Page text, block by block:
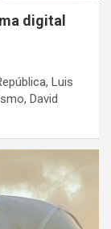
digital
Luis
David